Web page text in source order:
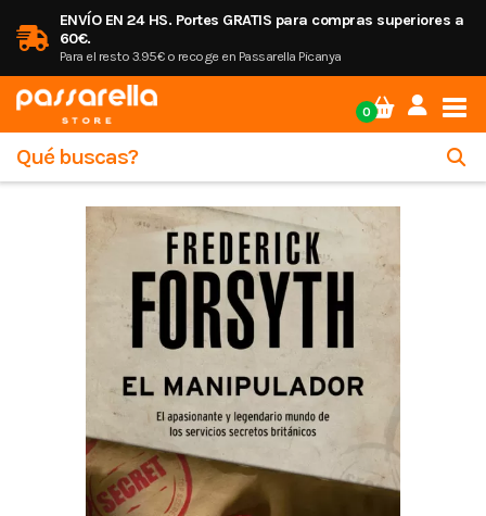
ENVÍO EN 24 HS. Portes GRATIS para compras superiores a
60€.
Para el resto 3.95€ o recoge en Passarella Picanya
0